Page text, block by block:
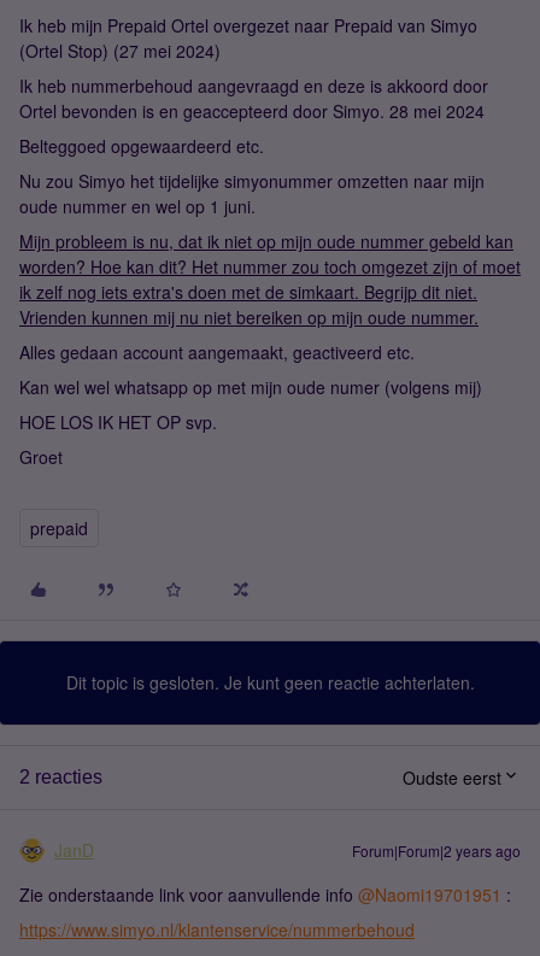
Ik heb mijn Prepaid Ortel overgezet naar Prepaid van Simyo
(Ortel Stop) (27 mei 2024)
Ik heb nummerbehoud aangevraagd en deze is akkoord door
Ortel bevonden is en geaccepteerd door Simyo. 28 mei 2024
Belteggoed opgewaardeerd etc.
Nu zou Simyo het tijdelijke simyonummer omzetten naar mijn
oude nummer en wel op 1 juni.
Mijn probleem is nu, dat ik niet op mijn oude nummer gebeld kan
worden? Hoe kan dit? Het nummer zou toch omgezet zijn of moet
ik zelf nog iets extra's doen met de simkaart. Begrijp dit niet.
Vrienden kunnen mij nu niet bereiken op mijn oude nummer.
Alles gedaan account aangemaakt, geactiveerd etc.
Kan wel wel whatsapp op met mijn oude numer (volgens mij)
HOE LOS IK HET OP svp.
Groet
prepaid
Dit topic is gesloten. Je kunt geen reactie achterlaten.
2 reacties Oudste eerst
JanD Forum|Forum|2 years ago
Zie onderstaande link voor aanvullende info @Naomi19701951 :
https://www.simyo.nl/klantenservice/nummerbehoud